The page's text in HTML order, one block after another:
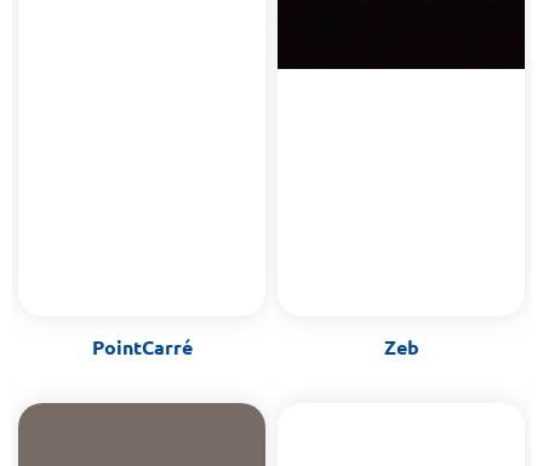
PointCarré Zeb